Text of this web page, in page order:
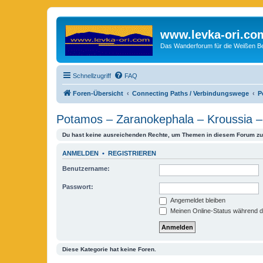
www.levka-
Das Wanderforum für die Weißen
Schnellzugriff FAQ
Foren-Übersicht Connecting Paths / Verbindungswege
Potamos – Zaranokephala – Kroussia
Du hast keine ausreichenden Rechte, um Themen in diesem Forum
ANMELDEN • REGISTRIEREN
Benutzername:
Passwort:
Angemeldet bleiben
Meinen Online-Status während
Diese Kategorie hat keine Foren.